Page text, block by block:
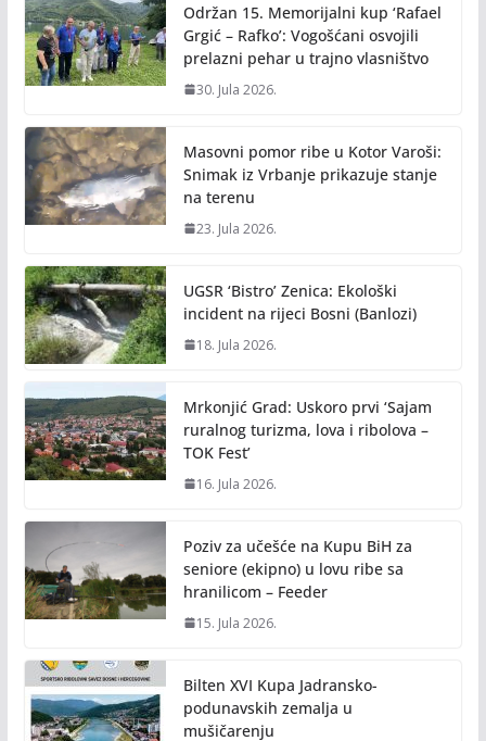
Održan 15. Memorijalni kup ‘Rafael
Grgić – Rafko’: Vogošćani osvojili
prelazni pehar u trajno vlasništvo
30. Jula 2026.
Masovni pomor ribe u Kotor Varoši:
Snimak iz Vrbanje prikazuje stanje
na terenu
23. Jula 2026.
UGSR ‘Bistro’ Zenica: Ekološki
incident na rijeci Bosni (Banlozi)
18. Jula 2026.
Mrkonjić Grad: Uskoro prvi ‘Sajam
ruralnog turizma, lova i ribolova –
TOK Fest’
16. Jula 2026.
Poziv za učešće na Kupu BiH za
seniore (ekipno) u lovu ribe sa
hranilicom – Feeder
15. Jula 2026.
Bilten XVI Kupa Jadransko-
podunavskih zemalja u
mušičarenju